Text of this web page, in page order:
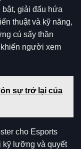
giải đấu hứa
thuật và kỹ năng,
cú sấy thần
người xem
sự trở lại của
cho Esports
kỹ lưỡng và quyết